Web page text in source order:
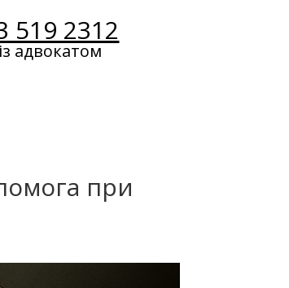
519 2312
адвокатом
при